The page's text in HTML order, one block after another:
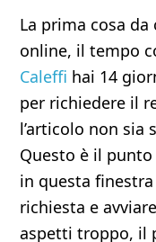
La prima cosa
online, il tempo
Caleffi hai 14
per richiedere il
l’articolo non sia
Questo è il
in questa
richiesta e
aspetti troppo, il